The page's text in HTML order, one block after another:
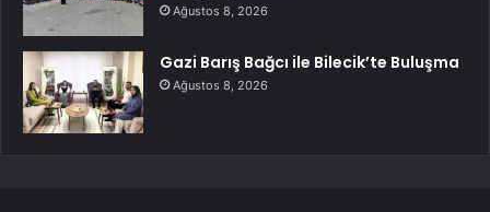
Ağustos 8, 2026
Gazi Barış Bağcı ile Bilecik’te Buluşma
Ağustos 8, 2026